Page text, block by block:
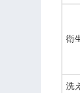
衛
洗